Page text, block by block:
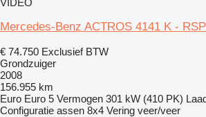
VIDEO
Mercedes-Benz ACTROS 4141 K -
€ 74.750 Exclusief BTW
Grondzuiger
2008
156.955 km
Euro Euro 5 Vermogen 301 kW (410 PK)
Configuratie assen 8x4 Vering veer/veer